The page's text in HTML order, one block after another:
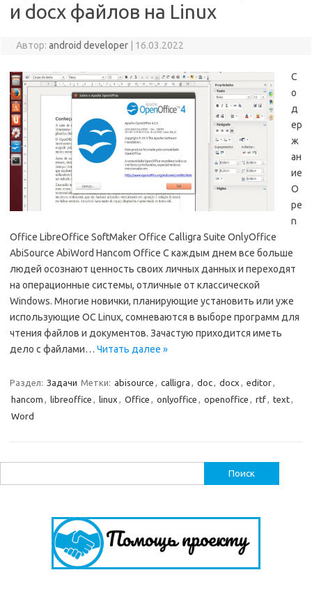
и docx файлов на Linux
Автор: android developer 16.03.2022
С
о
д
ер
ж
ан
ие
O
pe
n
Office LibreOffice SoftMaker Office Calligra Suite OnlyOffice
AbiSource AbiWord Hancom Office С каждым днем все больше
людей осознают ценность своих личных данных и переходят
на операционные системы, отличные от классической
Windows. Многие новички, планирующие установить или уже
использующие ОС Linux, сомневаются в выборе программ для
чтения файлов и документов. Зачастую приходится иметь
дело с файлами… Читать далее »
Раздел: Задачи Метки: abisource , calligra , doc, docx , editor,
hancom , libreoffice , linux , Office , onlyoffice , openoffice , rtf, text,
Word